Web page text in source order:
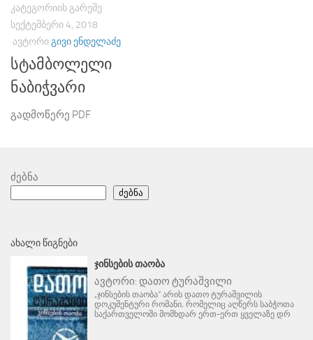
ᲙᲐᲢᲔᲒᲝᲠᲘᲘᲡ ᲒᲐᲠᲔᲨᲔ
ᲡᲔᲥᲢᲔᲛᲑᲔᲠᲘ 4, 2018
ᲐᲕᲢᲝᲠᲘᲒᲘᲕᲘ ᲔᲜᲓᲔᲚᲐᲫᲔ
სტამბოლელი
ნაბიჭვარი
გადმოწერე PDF
ძებნა
ძებნა
ᲐᲮᲐᲚᲘ ᲬᲘᲒᲜᲔᲑᲘ
ᲯᲘᲜᲡᲔᲑᲘᲡ ᲗᲐᲝᲑᲐ
ავტორი: დათო ტურაშვილი
„ჯინსების თაობა“ არის დათო ტურაშვილის
დოკუმენტური რომანი, რომელიც აღწერს საბჭოთა
საქართველოში მომხდარ ერთ-ერთ ყველაზე დრ